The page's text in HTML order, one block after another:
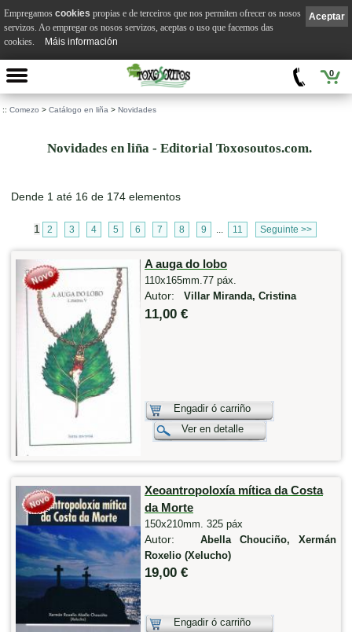
0
:: Comezo > Catálogo en liña > Novidades
Novidades en liña - Editorial Toxosoutos.com.
Dende 1 até 16 de 174 elementos
1 2 3 4 5 6 7 8 9 ... 11 Seguinte >>
A auga do lobo
110x165mm.77 páx.
Autor: Villar Miranda, Cristina
11,00 €
Engadir ó carriño
Ver en detalle
Xeoantropoloxía mítica da Costa
da Morte
150x210mm. 325 páx
Autor: Abella Chouciño, Xermán
Roxelio (Xelucho)
19,00 €
Engadir ó carriño
Aceptar
Empregamos cookies propias e de terceiros que nos permiten ofrecer os nosos
servizos. Ao empregar os nosos servizos, aceptas o uso que facemos das
cookies.
Máis información